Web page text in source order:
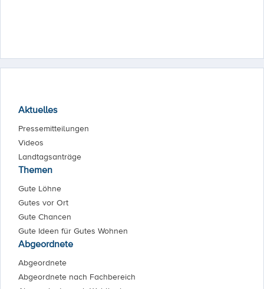
Aktuelles
Pressemitteilungen
Videos
Landtagsanträge
Themen
Gute Löhne
Gutes vor Ort
Gute Chancen
Gute Ideen für Gutes Wohnen
Abgeordnete
Abgeordnete
Abgeordnete nach Fachbereich